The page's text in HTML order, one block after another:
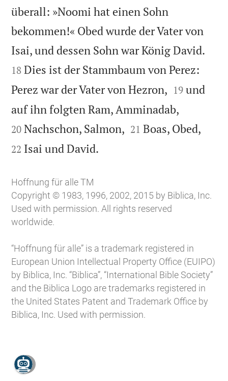
überall: »Noomi hat einen Sohn
bekommen!« Obed wurde der Vater von
Isai, und dessen Sohn war König David.
18 Dies ist der Stammbaum von Perez:
Perez war der Vater von Hezron, 

19 und
auf ihn folgten Ram, Amminadab,
20 Nachschon, Salmon, 

21 Boas, Obed,
22 Isai und David.
Hoffnung für alle TM
Copyright © 1983, 1996, 2002, 2015 by Biblica, Inc.
Used with permission. All rights reserved
worldwide.
“Hoffnung für alle” is a trademark registered in
European Union Intellectual Property Office (EUIPO)
by Biblica, Inc. “Biblica”, “International Bible Society”
and the Biblica Logo are trademarks registered in
the United States Patent and Trademark Office by
Biblica, Inc. Used with permission.